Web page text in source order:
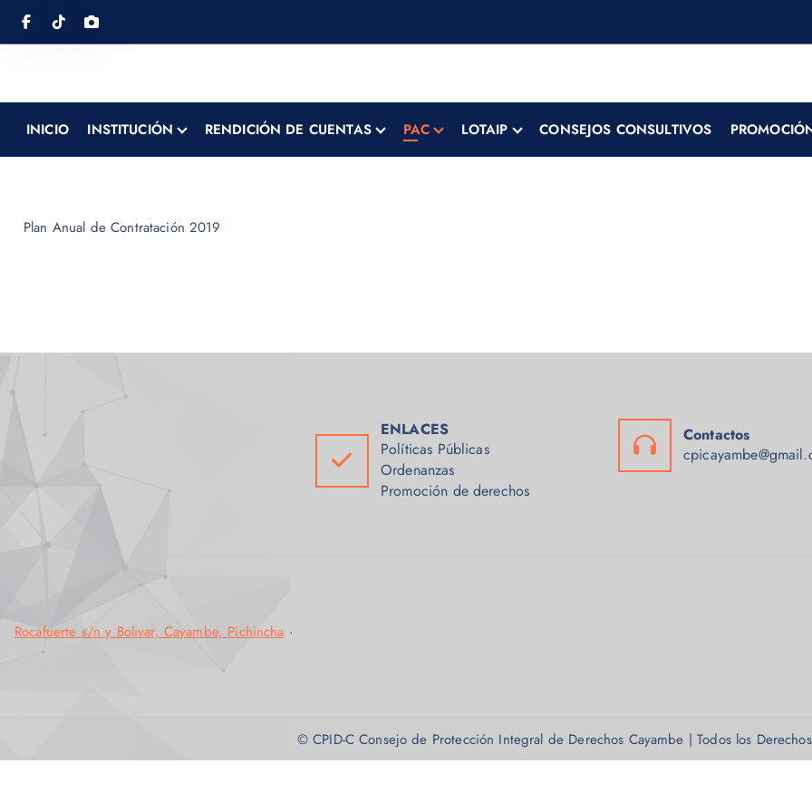
INICIO INSTITUCIÓN RENDICIÓN DE CUENTAS PAC LOTAIP CONSEJOS CONSULTIVOS
Plan Anual de Contratación 2019
ENLACES
Políticas Públicas
Ordenanzas
Promoción de derechos
Contactos
Rocafuerte s/n y Bolivar, Cayambe, Pichincha ·
© CPID-C Consejo de Protección Integral de Derechos Cayambe | Todos los